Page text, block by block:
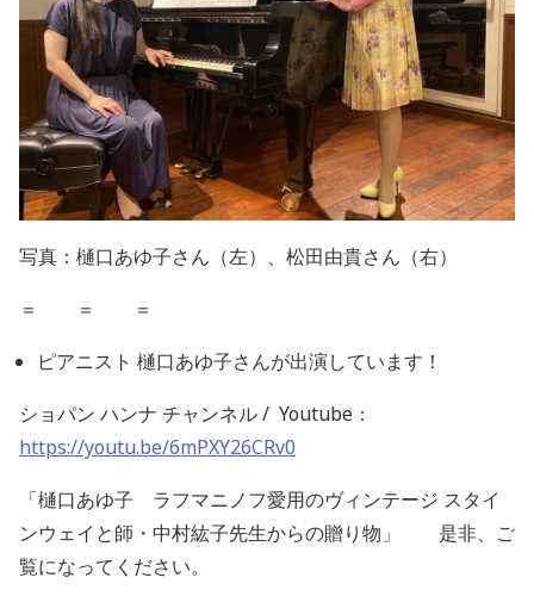
写真：樋口あゆ子さん（左）、松田由貴さん（右）
＝ ＝ ＝
ピアニスト 樋口あゆ子さんが出演しています！
ショパン ハンナ チャンネル/ Youtube ：
https://youtu.be/6mPXY26CRv0
「樋口あゆ子 ラフマニノフ愛用のヴィンテージ スタイ
ンウェイと師・中村紘子先生からの贈り物」 是非、ご
覧になってください。